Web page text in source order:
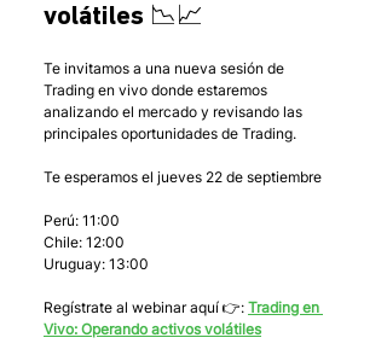
volátiles 📉📈
Te invitamos a una nueva sesión de
Trading en vivo donde estaremos
analizando el mercado y revisando las
principales oportunidades de Trading.
Te esperamos el jueves 22 de septiembre
Perú: 11:00
Chile: 12:00
Uruguay: 13:00
Regístrate al webinar aquí 👉: Trading en
Vivo: Operando activos volátiles